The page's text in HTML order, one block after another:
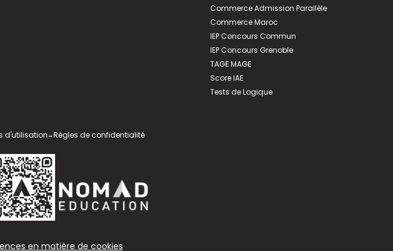
Commerce Admission Parallèle
Commerce Maroc
IEP Concours Commun
IEP Concours Grenoble
TAGE MAGE
Score IAE
Tests de Logique
d'utilisation-Règles de confidentialité
en matière de cookies